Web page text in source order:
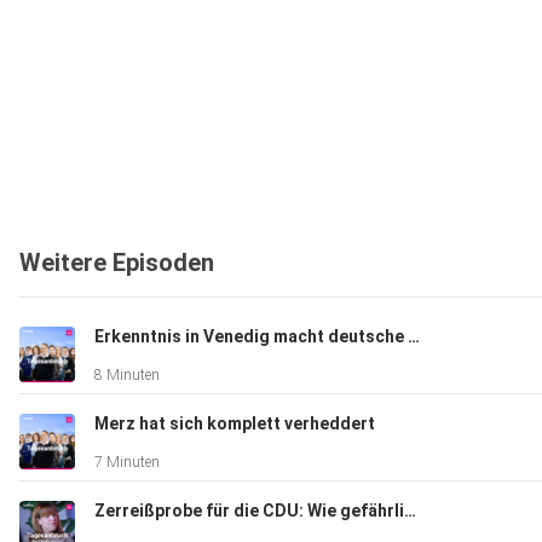
Weitere Episoden
Erkenntnis in Venedig macht deutsche Politik erträglicher
8 Minuten
Merz hat sich komplett verheddert
7 Minuten
Zerreißprobe für die CDU: Wie gefährlich wird die Krise für Merz?